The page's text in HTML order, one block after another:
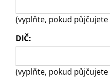
(vyplňte, pokud půjčujete
DIČ:
(vyplňte, pokud půjčujete